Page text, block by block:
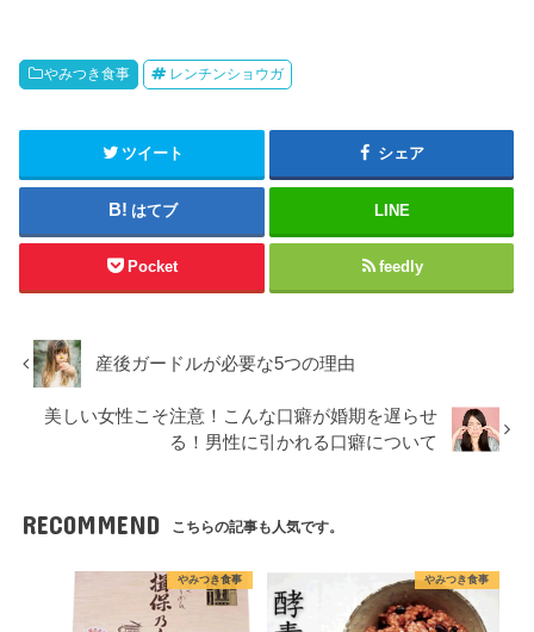
やみつき食事 レンチンショウガ
ツイート シェア
はてブ LINE
Pocket feedly
産後ガードルが必要な5つの理由
美しい女性こそ注意！こんな口癖が婚期を遅らせ
る！男性に引かれる口癖について
RECOMMEND こちらの記事も人気です。
やみつき食事 やみつき食事